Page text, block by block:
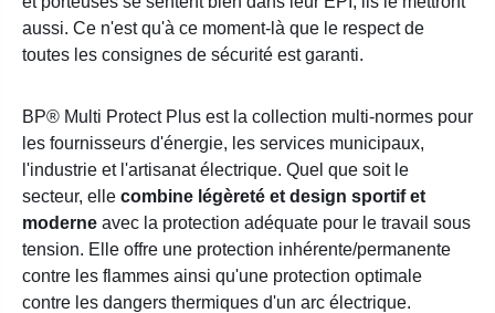
aussi. Ce n'est qu'à ce moment-là que le respect de
toutes les consignes de sécurité est garanti.
BP® Multi Protect Plus est la collection multi-normes pour
les fournisseurs d'énergie, les services municipaux,
l'industrie et l'artisanat électrique. Quel que soit le
secteur, elle combine légèreté et design sportif et
moderne avec la protection adéquate pour le travail sous
tension. Elle offre une protection inhérente/permanente
contre les flammes ainsi qu'une protection optimale
contre les dangers thermiques d'un arc électrique.